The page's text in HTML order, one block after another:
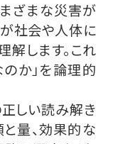
ざまな災害が
が社会や人体に
解します。これ
か」を論理的
しい読み解き
量、効果的な